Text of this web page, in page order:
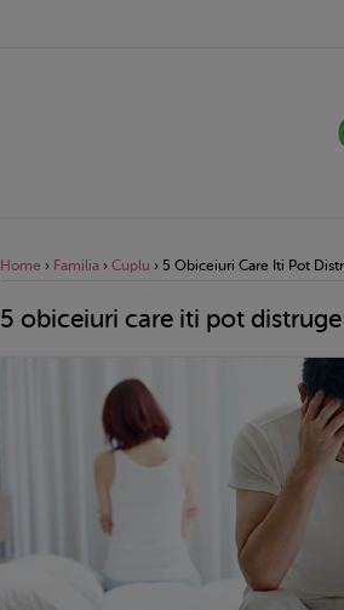
Home › Familia › Cuplu › 5 Obiceiuri Care Iti Pot
5 obiceiuri care iti pot